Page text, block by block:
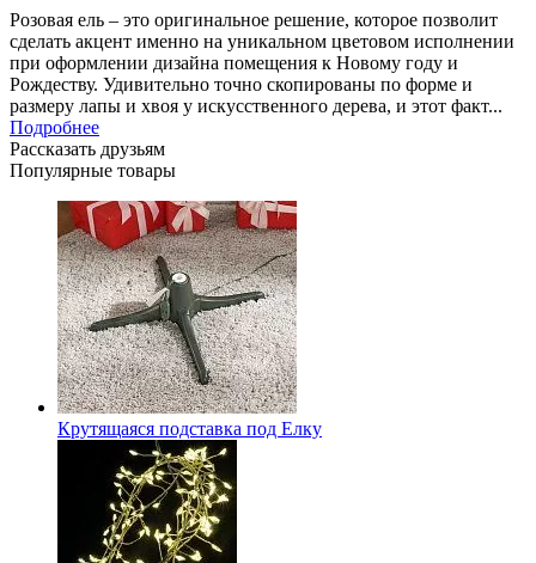
Розовая ель – это оригинальное решение, которое позволит
сделать акцент именно на уникальном цветовом исполнении
при оформлении дизайна помещения к Новому году и
Рождеству. Удивительно точно скопированы по форме и
размеру лапы и хвоя у искусственного дерева, и этот факт...
Подробнее
Рассказать друзьям
Популярные товары
Крутящаяся подставка под Елку